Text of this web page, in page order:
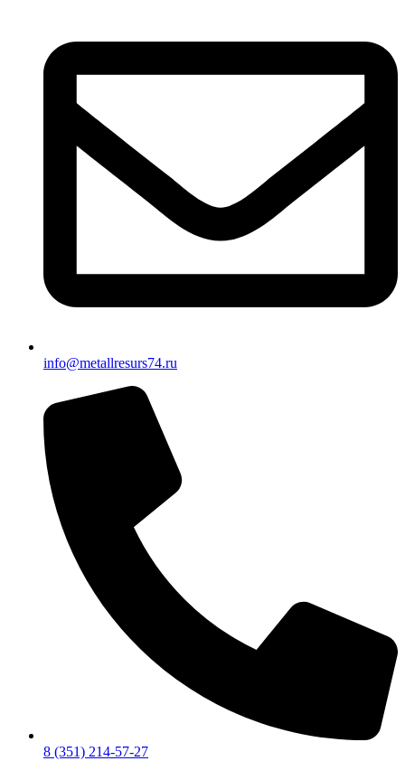
info@metallresurs74.ru
8 (351) 214-57-27